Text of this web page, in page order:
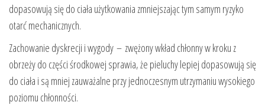
dopasowują się do ciała użytkowania zmniejszając tym samym ryzyko
otarć mechanicznych.
Zachowanie dyskrecji i wygody – zwężony wkład chłonny w kroku z
obrzeży do części środkowej sprawia, że pieluchy lepiej dopasowują się
do ciała i są mniej zauważalne przy jednoczesnym utrzymaniu wysokiego
poziomu chłonności.